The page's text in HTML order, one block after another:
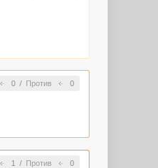
0/ Против 0
1 / Против 0